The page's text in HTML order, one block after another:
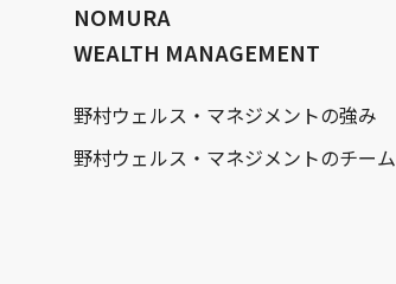
NOMURA
WEALTH MANAGEMENT
野村ウェルス・マネジメントの強み
野村ウェルス・マネジメントのチーム